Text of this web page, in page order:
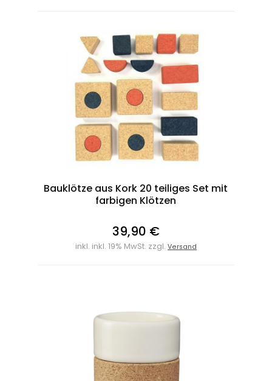
Bauklötze aus Kork 20 teiliges Set mit
farbigen Klötzen
39,90 €
inkl. inkl. 19% MwSt. zzgl. Versand